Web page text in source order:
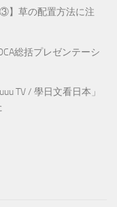
③】草の配置方法に注
総括プレゼンテーシ
TV / 學日文看日本」